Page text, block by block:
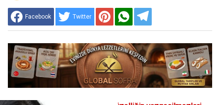
Facebook Twitter